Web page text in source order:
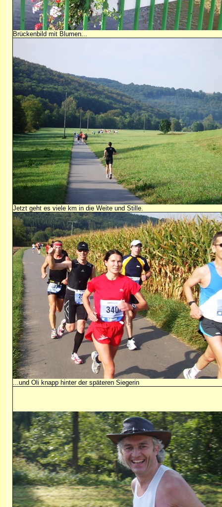
Brückenbild mit Blumen...
Jetzt geht es viele km in die Weite und Stille.
...und Oli knapp hinter der späteren Siegerin